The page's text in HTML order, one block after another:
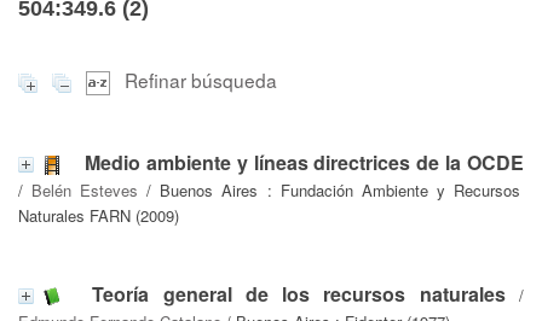
504:349.6 (2)
Refinar búsqueda
Medio ambiente y líneas directrices de la OCDE
/ Belén Esteves / Buenos Aires : Fundación Ambiente y Recursos
Naturales FARN (2009)
Teoría general de los recursos naturales/